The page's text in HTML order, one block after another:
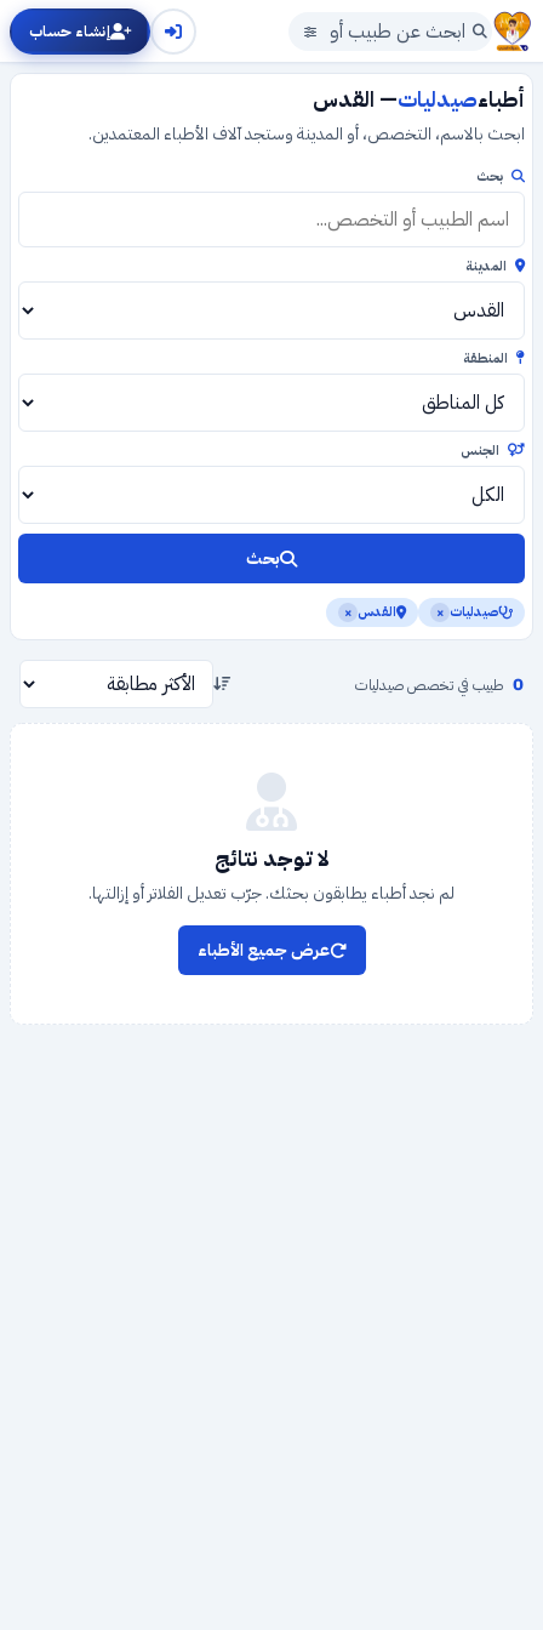
إنشاء حساب
أطباءصيدليات— القدس
ابحث بالاسم، التخصص، أو المدينة وستجد آلاف الأطباء المعتمدين.
بحث
المدينة
المنطقة
الجنس
بحث
صيدليات × القدس ×
0 طبيب في تخصص صيدليات
لا توجد نتائج
لم نجد أطباء يطابقون بحثك. جرّب تعديل الفلاتر أو إزالتها.
عرض جميع الأطباء